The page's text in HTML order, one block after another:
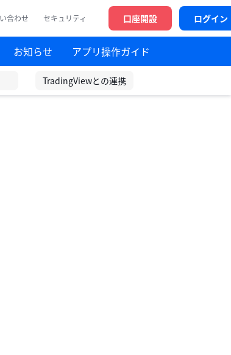
合わせ セキュリティ 口座開設 ログイン
お知らせ アプリ操作ガイド
TradingViewとの連携